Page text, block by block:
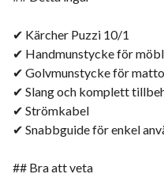
✔ Kärcher Puzzi 10/1
✔ Handmunstycke för
✔ Golvmunstycke för
✔ Slang och komplett
✔ Strömkabel
✔ Snabbguide för enkel
## Bra att veta